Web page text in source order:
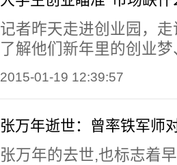
记者昨天走进创业园，
了解他们新年里的创业梦
2015-01-19 12:39:57
张万年逝世：曾率铁军师
张万年的去世,也标志着